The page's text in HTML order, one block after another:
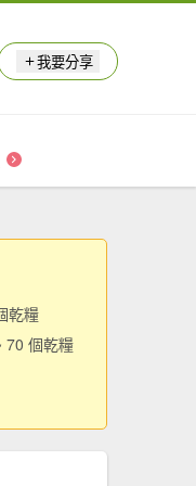
我要分享
乾糧
70 個乾糧